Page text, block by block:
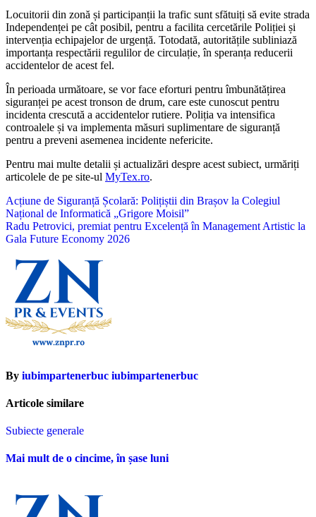
Locuitorii din zonă și participanții la trafic sunt sfătuiți să evite strada
Independenței pe cât posibil, pentru a facilita cercetările Poliției și
intervenția echipajelor de urgență. Totodată, autoritățile subliniază
importanța respectării regulilor de circulație, în speranța reducerii
accidentelor de acest fel.
În perioada următoare, se vor face eforturi pentru îmbunătățirea
siguranței pe acest tronson de drum, care este cunoscut pentru
incidenta crescută a accidentelor rutiere. Poliția va intensifica
controalele și va implementa măsuri suplimentare de siguranță
pentru a preveni asemenea incidente nefericite.
Pentru mai multe detalii și actualizări despre acest subiect, urmăriți
articolele de pe site-ul MyTex.ro.
Navigare
în
articole
Acțiune de Siguranță Școlară: Polițiștii din Brașov la Colegiul
Național de Informatică „Grigore Moisil”
Radu Petrovici, premiat pentru Excelență în Management Artistic la
Gala Future Economy 2026
By iubimpartenerbuc iubimpartenerbuc
Articole similare
Subiecte generale
Mai mult de o cincime, în șase luni